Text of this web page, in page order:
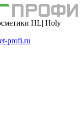
HL| Holy
profi.ru